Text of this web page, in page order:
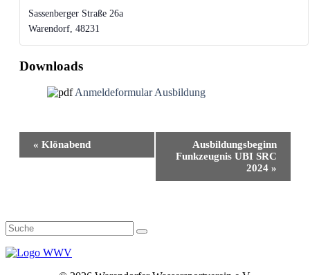
Sassenberger Straße 26a
Warendorf 48231
Downloads
Anmeldeformular Ausbildung
Veranstaltung-
Navigation
« Klönabend
Ausbildungs­beginn
Funkzeugnis UBI SRC
2024 »